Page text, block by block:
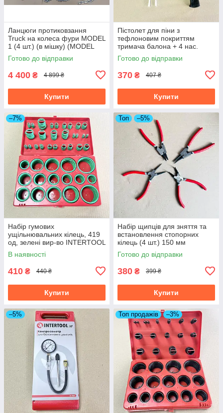
Ланцюги протиковзання
Truck на колеса фури MODEL
1 (4 шт.) (в мішку) (MODEL
1)-01
Готово до відправки
4 400 ₴ 4 899 ₴
Купити
Пістолет для піни з
тефлоновим покриттям
тримача балона + 4 нас.
INTERTOOL PT-0604
Готово до відправки
370 ₴ 407 ₴
Купити
–7%
Набір гумових
ущільнювальних кілець, 419
од, зелені вир-во INTERTOOL
AT-5419
В наявності
410 ₴ 440 ₴
Купити
Топ –5%
Набір щипців для зняття та
встановлення стопорних
кілець (4 шт.) 150 мм
INTERTOOL HT-7001
Готово до відправки
380 ₴ 399 ₴
Купити
–5% Топ продажів –3%